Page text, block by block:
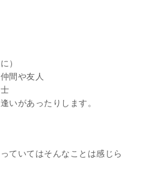
）
間や友人
いがあったりします。
ていてはそんなことは感じら